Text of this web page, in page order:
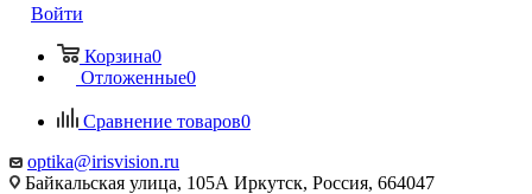
Войти
Корзина0
Отложенные0
Сравнение товаров0
optika@irisvision.ru
Байкальская улица, 105А Иркутск, Россия, 664047